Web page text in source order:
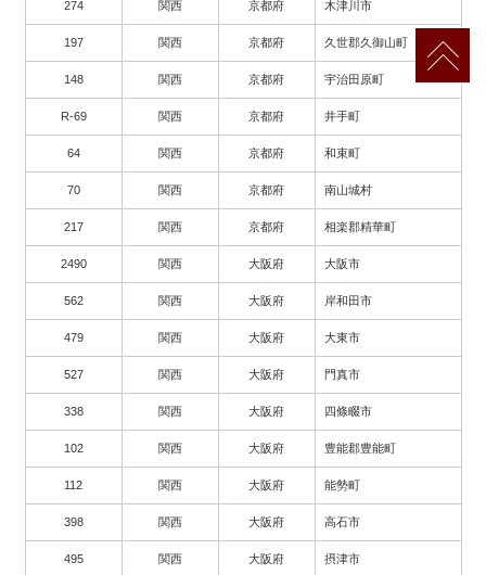
274 関西 京都府 木津川市
197 関西 京都府 久世郡久御山町
148 関西 京都府 宇治田原町
R-69 関西 京都府 井手町
64 関西 京都府 和束町
70 関西 京都府 南山城村
217 関西 京都府 相楽郡精華町
2490 関西 大阪府 大阪市
562 関西 大阪府 岸和田市
479 関西 大阪府 大東市
527 関西 大阪府 門真市
338 関西 大阪府 四條畷市
102 関西 大阪府 豊能郡豊能町
112 関西 大阪府 能勢町
398 関西 大阪府 高石市
495 関西 大阪府 摂津市